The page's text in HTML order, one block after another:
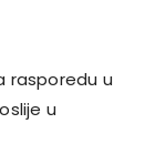
rasporedu u
u